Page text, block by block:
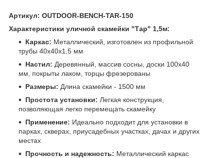
Артикул: OUTDOOR-BENCH-TAR-150
Характеристики уличной скамейки "Тар" 1,5м:
Каркас: Металлический, изготовлен из профильной
трубы 40х40х1,5 мм
Настил: Деревянный, массив сосны, доски 100х40
мм, покрыты лаком, торцы фрезерованы
Размеры: Длина скамейки - 1500 мм
Простота установки: Легкая конструкция,
позволяющая легко перемещать скамейку
Применение: Идеально подходит для установки в
парках, скверах, приусадебных участках, дачах и других
местах
Прочность и надежность: Металлический каркас